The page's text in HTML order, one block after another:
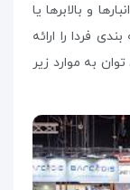
و بالابرها یا
فردا را ارائه
به موارد زیر